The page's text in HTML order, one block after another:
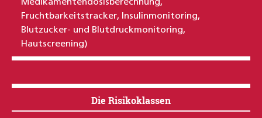
Fruchtbarkeitstracker, Insulinmonitoring,
Blutzucker- und Blutdruckmonitoring,
Hautscreening)
Die Risikoklassen